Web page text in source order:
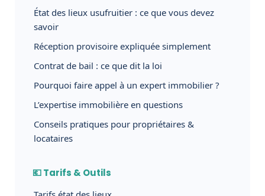
État des lieux usufruitier : ce que vous devez
savoir
Réception provisoire expliquée simplement
Contrat de bail : ce que dit la loi
Pourquoi faire appel à un expert immobilier ?
L’expertise immobilière en questions
Conseils pratiques pour propriétaires &
locataires
💶 Tarifs & Outils